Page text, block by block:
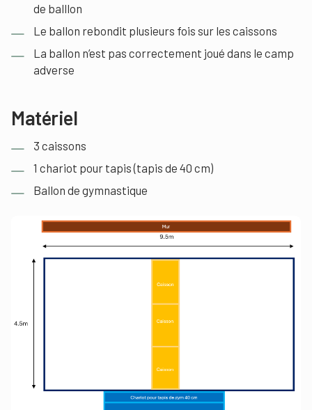
de balllon
Le ballon rebondit plusieurs fois sur les caissons
La ballon n’est pas correctement joué dans le camp
adverse
Matériel
3 caissons
1 chariot pour tapis (tapis de 40 cm)
Ballon de gymnastique